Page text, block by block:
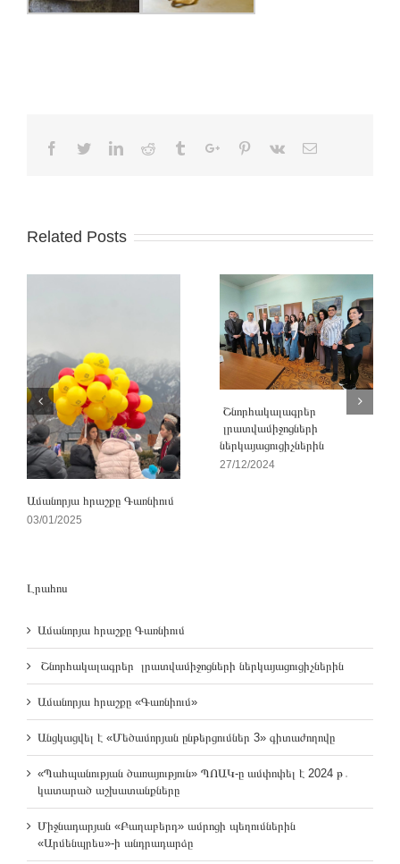
Facebook
TwitterLinkedinReddit TumblrGoogle+Pinterest
Vk Email
Related Posts
Ամանորյա հրաշքը Գառնիում
03/01/2025
Շնորհակալագրեր
լրատվամիջոցների
ներկայացուցիչներին
27/12/2024
Լրահոս
Ամանորյա հրաշքը Գառնիում
Շնորհակալագրեր լրատվամիջոցների ներկայացուցիչներին
Ամանորյա հրաշքը «Գառնիում»
Անցկացվել է «Մեծամորյան ընթերցումներ 3» գիտաժողովը
«Պահպանության ծառայություն» ՊՈԱԿ-ը ամփոփել է 2024 թ․
կատարած աշխատանքները
Միջնադարյան «Բաղաբերդ» ամրոցի պեղումներին
«Արմենպրես»-ի անդրադարձը